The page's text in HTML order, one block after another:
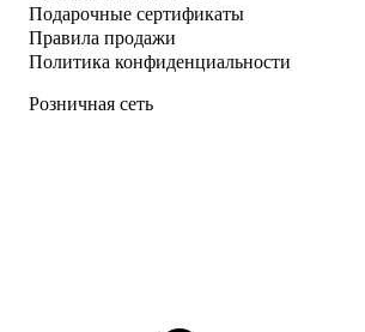
Подарочные сертификаты
Правила продажи
Политика конфиденциальности
Розничная сеть